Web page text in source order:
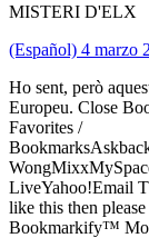
MISTERI D'ELX
(Español) 4 marzo
Ho sent, però
Europeu. Close
Favorites /
LiveYahoo!Email
like this then
Bookmarkify™